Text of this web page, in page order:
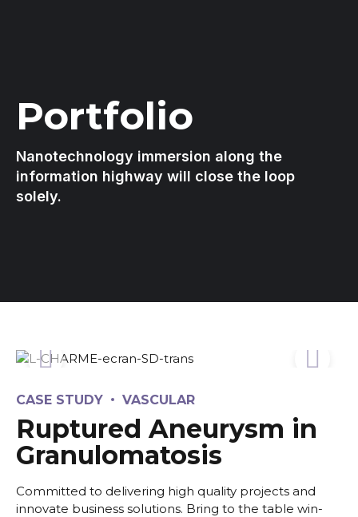
Portfolio
Nanotechnology immersion along the
information highway will close the loop
solely.
CASE STUDY VASCULAR
Ruptured Aneurysm in
Granulomatosis
Committed to delivering high quality projects and
innovate business solutions. Bring to the table win-